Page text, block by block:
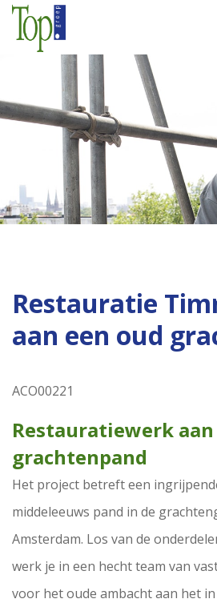
Restauratie
aan een oud
ACO00221
Restauratiewerk aan
grachtenpand
Het project betreft een
middeleeuws pand in de
Amsterdam. Los van de
werk je in een hecht team van
voor het oude ambacht aan het